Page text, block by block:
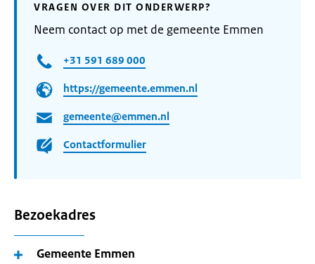
VRAGEN OVER DIT ONDERWERP?
Neem contact op met de gemeente Emmen
+31 591 689 000
https://gemeente.emmen.nl
gemeente@emmen.nl
Contactformulier
Bezoekadres
Gemeente Emmen